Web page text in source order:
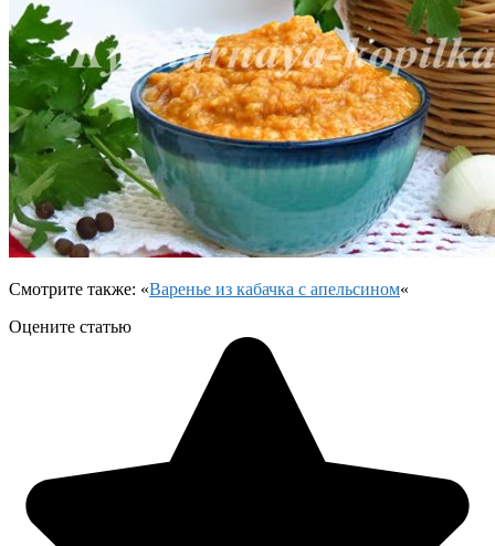
Смотрите также: «Варенье из кабачка с апельсином«
Оцените статью